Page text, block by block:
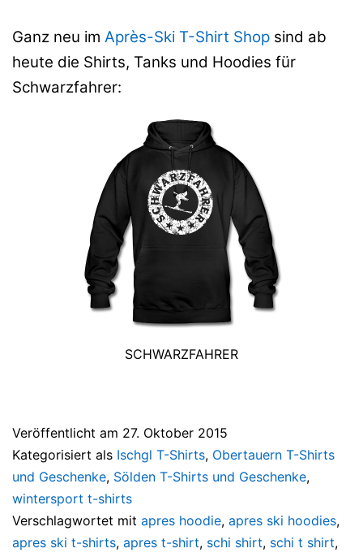
Ganz neu im Après-Ski T-Shirt Shop sind ab
heute die Shirts, Tanks und Hoodies für
Schwarzfahrer:
SCHWARZFAHRER
Veröffentlicht am 27. Oktober 2015
Kategorisiert als Ischgl T-Shirts, Obertauern T-Shirts
und Geschenke, Sölden T-Shirts und Geschenke,
wintersport t-shirts
Verschlagwortet mit apres hoodie, apres ski hoodies,
apres ski t-shirts, apres t-shirt, schi shirt, schi t shirt,